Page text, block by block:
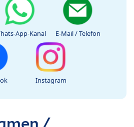
App-Kanal E-Mail / Telefon
Instagram